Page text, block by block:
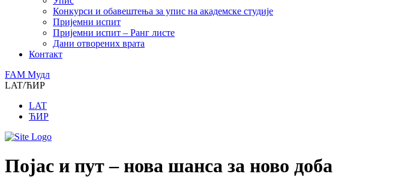
Конкурси и обавештења за упис на академске студије
Пријемни испит
Пријемни испит – Ранг листе
Дани отворених врата
Контакт
FAM Mудл
LAT/ЋИР
LAT
ЋИР
Појас и пут – нова шанса за ново доба